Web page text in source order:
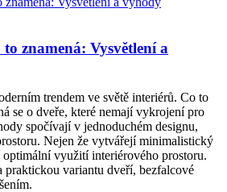
to znamená: Vysvětlení a
trendem ve světě interiérů. Co to
se o dveře, které nemají vykrojení pro
spočívají v jednoduchém designu,
Nejen že vytvářejí minimalistický
využití interiérového prostoru.
praktickou variantu dveří, bezfalcové